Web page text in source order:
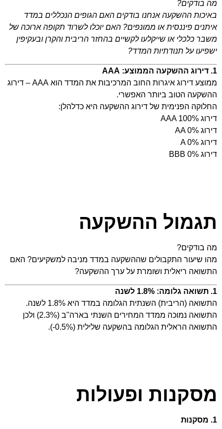
מה בודקים?
באיכות ההשקעה אנחנו בודקים האם הגופים הנכללים במדד
איתנים פיננסית או ממונפים? האם יוכלו לשרוד תקופה ארוכה של
משבר כלכלי או שייקלעו לקשיים בהחזר הריבית והקרן ובעקיפין
ישפיעו על תנודתיות המדד?
1. דירוג ההשקעה הממוצע: AAA
ממוצע דירוג איגרות החוב המרכיבות את המדד הוא AAA – דירוג
ההשקעה הטוב ביותר האפשרי.
החלוקה הפנימית של דירוג ההשקעה היא כדלהלן:
דירוג AAA 100%
דירוג AA 0%
דירוג A 0%
דירוג BBB 0%
תגמול ההשקעה
מה בודקים?
מהו שיעור התקבולים שההשקעה במדד מניבה למשקיעים? האם
התשואה ריאלית ושומרת על ערך ההשקעה?
1. תשואה גלומה: 1.8% לשנה
התשואה (הריבית) השנתית הגלומה במדד היא 1.8% לשנה.
התשואה נמוכה ממדד המחירים השנתי בארה"ב (2.3%) ולכן
התשואה הראלית הגלומה בהשקעה שלילית (0.5%-).
מסקנות ופעולות
1. מסקנות